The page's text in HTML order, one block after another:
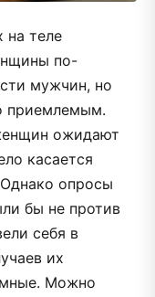
теле
по-
мужчин, но
приемлемым.
ожидают
касается
опросы
бы не против
себя в
их
Можно